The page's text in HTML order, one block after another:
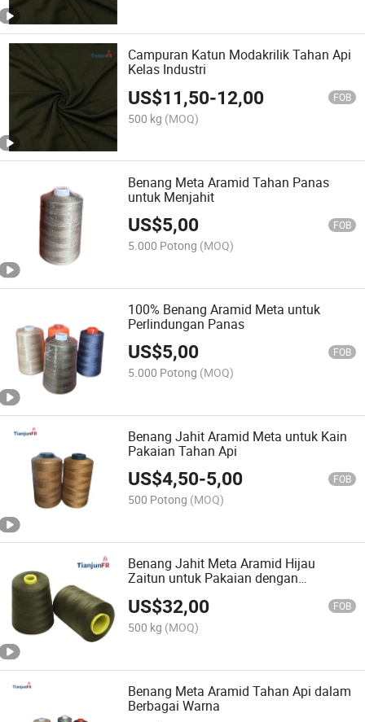
Campuran Katun Modakrilik Tahan Api
Kelas Industri
US$11,50-12,00 FOB
500 kg (MOQ)
Benang Meta Aramid Tahan Panas
untuk Menjahit
US$5,00 FOB
5.000 Potong (MOQ)
100% Benang Aramid Meta untuk
Perlindungan Panas
US$5,00 FOB
5.000 Potong (MOQ)
Benang Jahit Aramid Meta untuk Kain
Pakaian Tahan Api
US$4,50-5,00 FOB
500 Potong (MOQ)
Benang Jahit Meta Aramid Hijau
Zaitun untuk Pakaian dengan
US$32,00 FOB
500 kg (MOQ)
Benang Meta Aramid Tahan Api dalam
Berbagai Warna